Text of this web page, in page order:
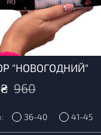
"НОВОГОДНИЙ"
960
₴
36-40 41-45